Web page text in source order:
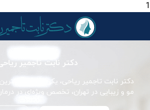
1
دکتر نابت تاجمیر
دکتر نابت تاجمیر ریاحی، یکی از
مو و زیبایی در تهران، تخصص ویژه‌ای در